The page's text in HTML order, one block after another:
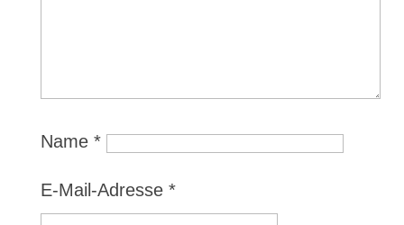
Name *
E-Mail-Adresse *